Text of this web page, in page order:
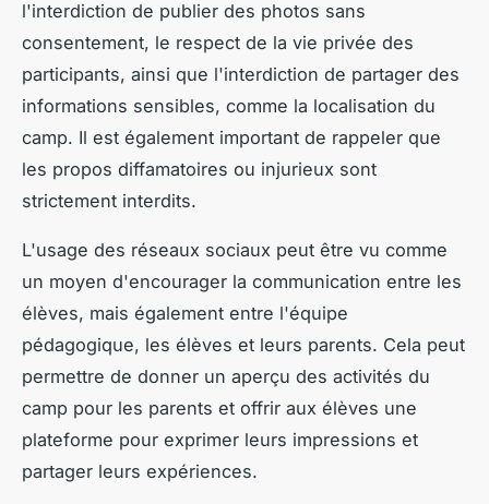
l'interdiction de publier des photos sans
consentement, le respect de la vie privée des
participants, ainsi que l'interdiction de partager des
informations sensibles, comme la localisation du
camp. Il est également important de rappeler que
les propos diffamatoires ou injurieux sont
strictement interdits.
L'usage des réseaux sociaux peut être vu comme
un moyen d'encourager la communication entre les
élèves, mais également entre l'équipe
pédagogique, les élèves et leurs parents. Cela peut
permettre de donner un aperçu des activités du
camp pour les parents et offrir aux élèves une
plateforme pour exprimer leurs impressions et
partager leurs expériences.